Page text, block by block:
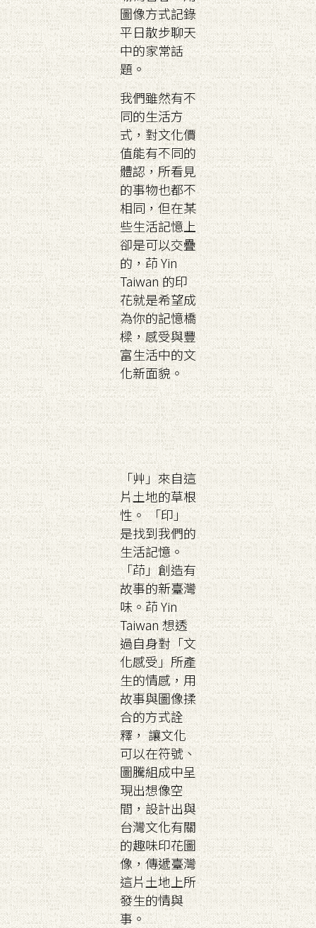
圖像方式記錄
平日散步聊天
中的家常話
題。
我們雖然有不
同的生活方
式，對文化價
值能有不同的
體認，所看見
的事物也都不
相同，但在某
些生活記憶上
卻是可以交疊
的，茚 Yin
Taiwan 的印
花就是希望成
為你的記憶橋
樑，感受與豐
富生活中的文
化新面貌。
「艸」來自這
片土地的草根
性。 「印」
是找到我們的
生活記憶。
「茚」創造有
故事的新臺灣
味。茚 Yin
Taiwan 想透
過自身對「文
化感受」所產
生的情感，用
故事與圖像揉
合的方式詮
釋， 讓文化
可以在符號、
圖騰組成中呈
現出想像空
間，設計出與
台灣文化有關
的趣味印花圖
像，傳遞臺灣
這片土地上所
發生的情與
事。